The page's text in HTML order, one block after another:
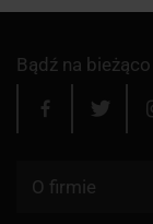
Bądź na bieżąco
O firmie